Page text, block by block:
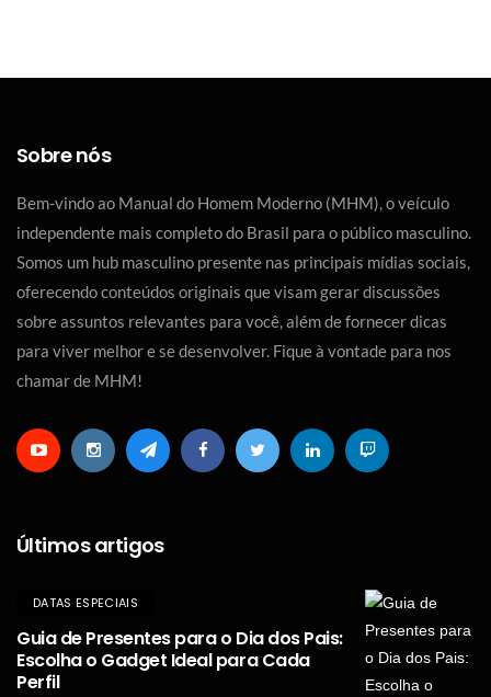
Sobre nós
Bem-vindo ao Manual do Homem Moderno (MHM), o veículo
independente mais completo do Brasil para o público masculino.
Somos um hub masculino presente nas principais mídias sociais,
oferecendo conteúdos originais que visam gerar discussões
sobre assuntos relevantes para você, além de fornecer dicas
para viver melhor e se desenvolver. Fique à vontade para nos
chamar de MHM!
Últimos artigos
DATAS ESPECIAIS
Guia de Presentes para o Dia dos Pais:
Escolha o Gadget Ideal para Cada
Perfil